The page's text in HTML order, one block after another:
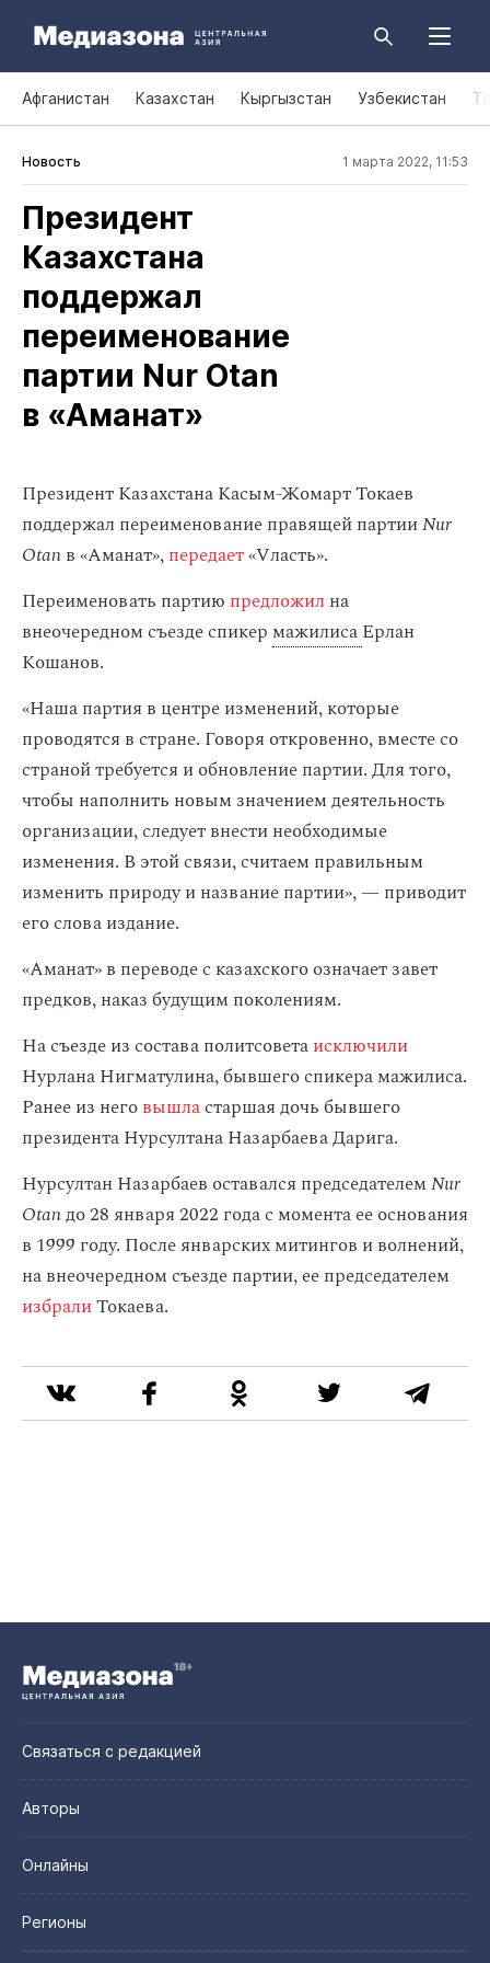
Афганистан Казахстан Кыргызстан Узбекистан
Новость 1 марта 2022, 11:53
Президент
Казахстана
поддержал
переименование
партии Nur Otan
в «Аманат»
Президент Казахстана Касым-Жомарт Токаев
поддержал переименование правящей партииNur
Otanв «Аманат»,передает«Vласть».
Переименовать партию предложил на
внеочередном съезде спикер мажилисаЕрлан
Кошанов.
«Наша партия в центре изменений, которые
проводятся в стране. Говоря откровенно, вместе со
страной требуется и обновление партии. Для того,
чтобы наполнить новым значением деятельность
организации, следует внести необходимые
изменения. В этой связи, считаем правильным
изменить природу и название партии», — приводит
его слова издание.
«Аманат» в переводе с казахского означает завет
предков, наказ будущим поколениям.
На съезде из состава политсоветаисключили
Нурлана Нигматулина, бывшего спикера мажилиса.
Ранее из неговышластаршая дочь бывшего
президента Нурсултана Назарбаева Дарига.
Нурсултан Назарбаев оставался председателемNur
Otanдо 28 января 2022 года с момента ее основания
в 1999 году. После январских митингов и волнений,
на внеочередном съезде партии, ее председателем
избралиТокаева.
Связаться с редакцией
Авторы
Онлайны
Регионы